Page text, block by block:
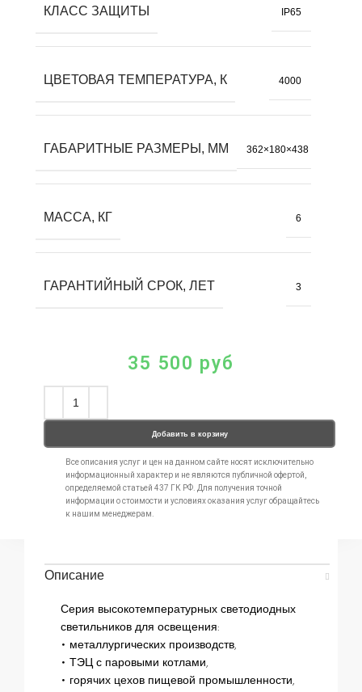
КЛАСС ЗАЩИТЫ IP65
ЦВЕТОВАЯ ТЕМПЕРАТУРА, К 4000
ГАБАРИТНЫЕ РАЗМЕРЫ, ММ 362×180×438
МАССА, КГ 6
ГАРАНТИЙНЫЙ СРОК, ЛЕТ 3
35 500 руб
Добавить в корзину
Все описания услуг и цен на данном сайте носят исключительно
информационный характер и не являются публичной офертой,
определяемой статьей 437 ГК РФ. Для получения точной
информации о стоимости и условиях оказания услуг обращайтесь
к нашим менеджерам.
Описание
Серия высокотемпературных светодиодных
светильников для освещения:
• металлургических производств,
• ТЭЦ с паровыми котлами,
• горячих цехов пищевой промышленности,